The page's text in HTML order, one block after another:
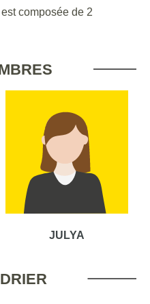
est composée de 2
JULYA